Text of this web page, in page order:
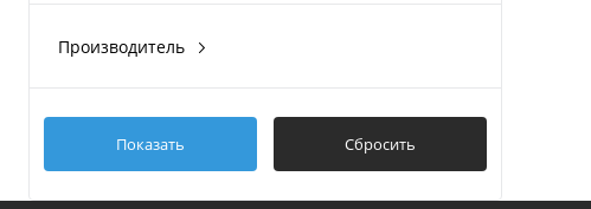
Производитель
Показать Сбросить